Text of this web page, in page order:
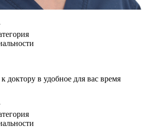
доктору в удобное для вас время